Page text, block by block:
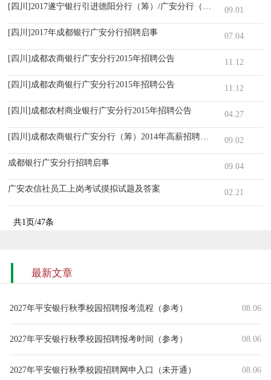
[四川]2017遂宁银行引进德阳分行（筹）/广安分行（筹）成熟人才公告
09.01
[四川]2017年成都银行广安分行招聘启事 07.04
[四川]成都农商银行广安分行2015年招聘公告 11.12
[四川]成都农商银行广安分行2015年招聘公告 11.12
[四川]成都农村商业银行广安分行2015年招聘公告 04.27
[四川]成都农商银行广安分行（筹）2014年高薪招聘公告 09.02
成都银行广安分行招聘启事 09.04
广安农信社员工上岗考试摸拟试题及答案 02.21
共1页/47条
最新文章
2027年平安银行秋季校园招聘报考流程（参考） 08.06
2027年平安银行秋季校园招聘报考时间（参考） 08.06
2027年平安银行秋季校园招聘网申入口（未开通） 08.06